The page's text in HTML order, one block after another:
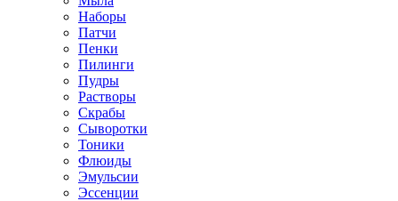
Наборы
Патчи
Пенки
Пилинги
Пудры
Растворы
Скрабы
Сыворотки
Тоники
Флюиды
Эмульсии
Эссенции